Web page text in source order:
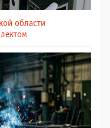
области